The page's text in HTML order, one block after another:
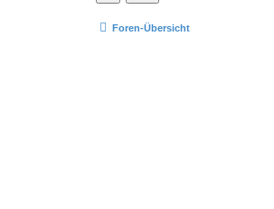
Foren-Übersicht